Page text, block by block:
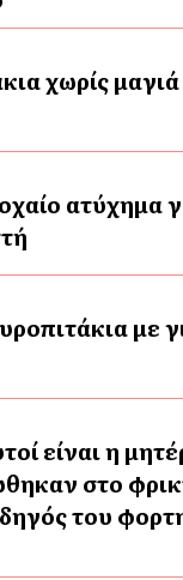
χωρίς μαγιά
ατύχημα
με
είναι η
στο
του